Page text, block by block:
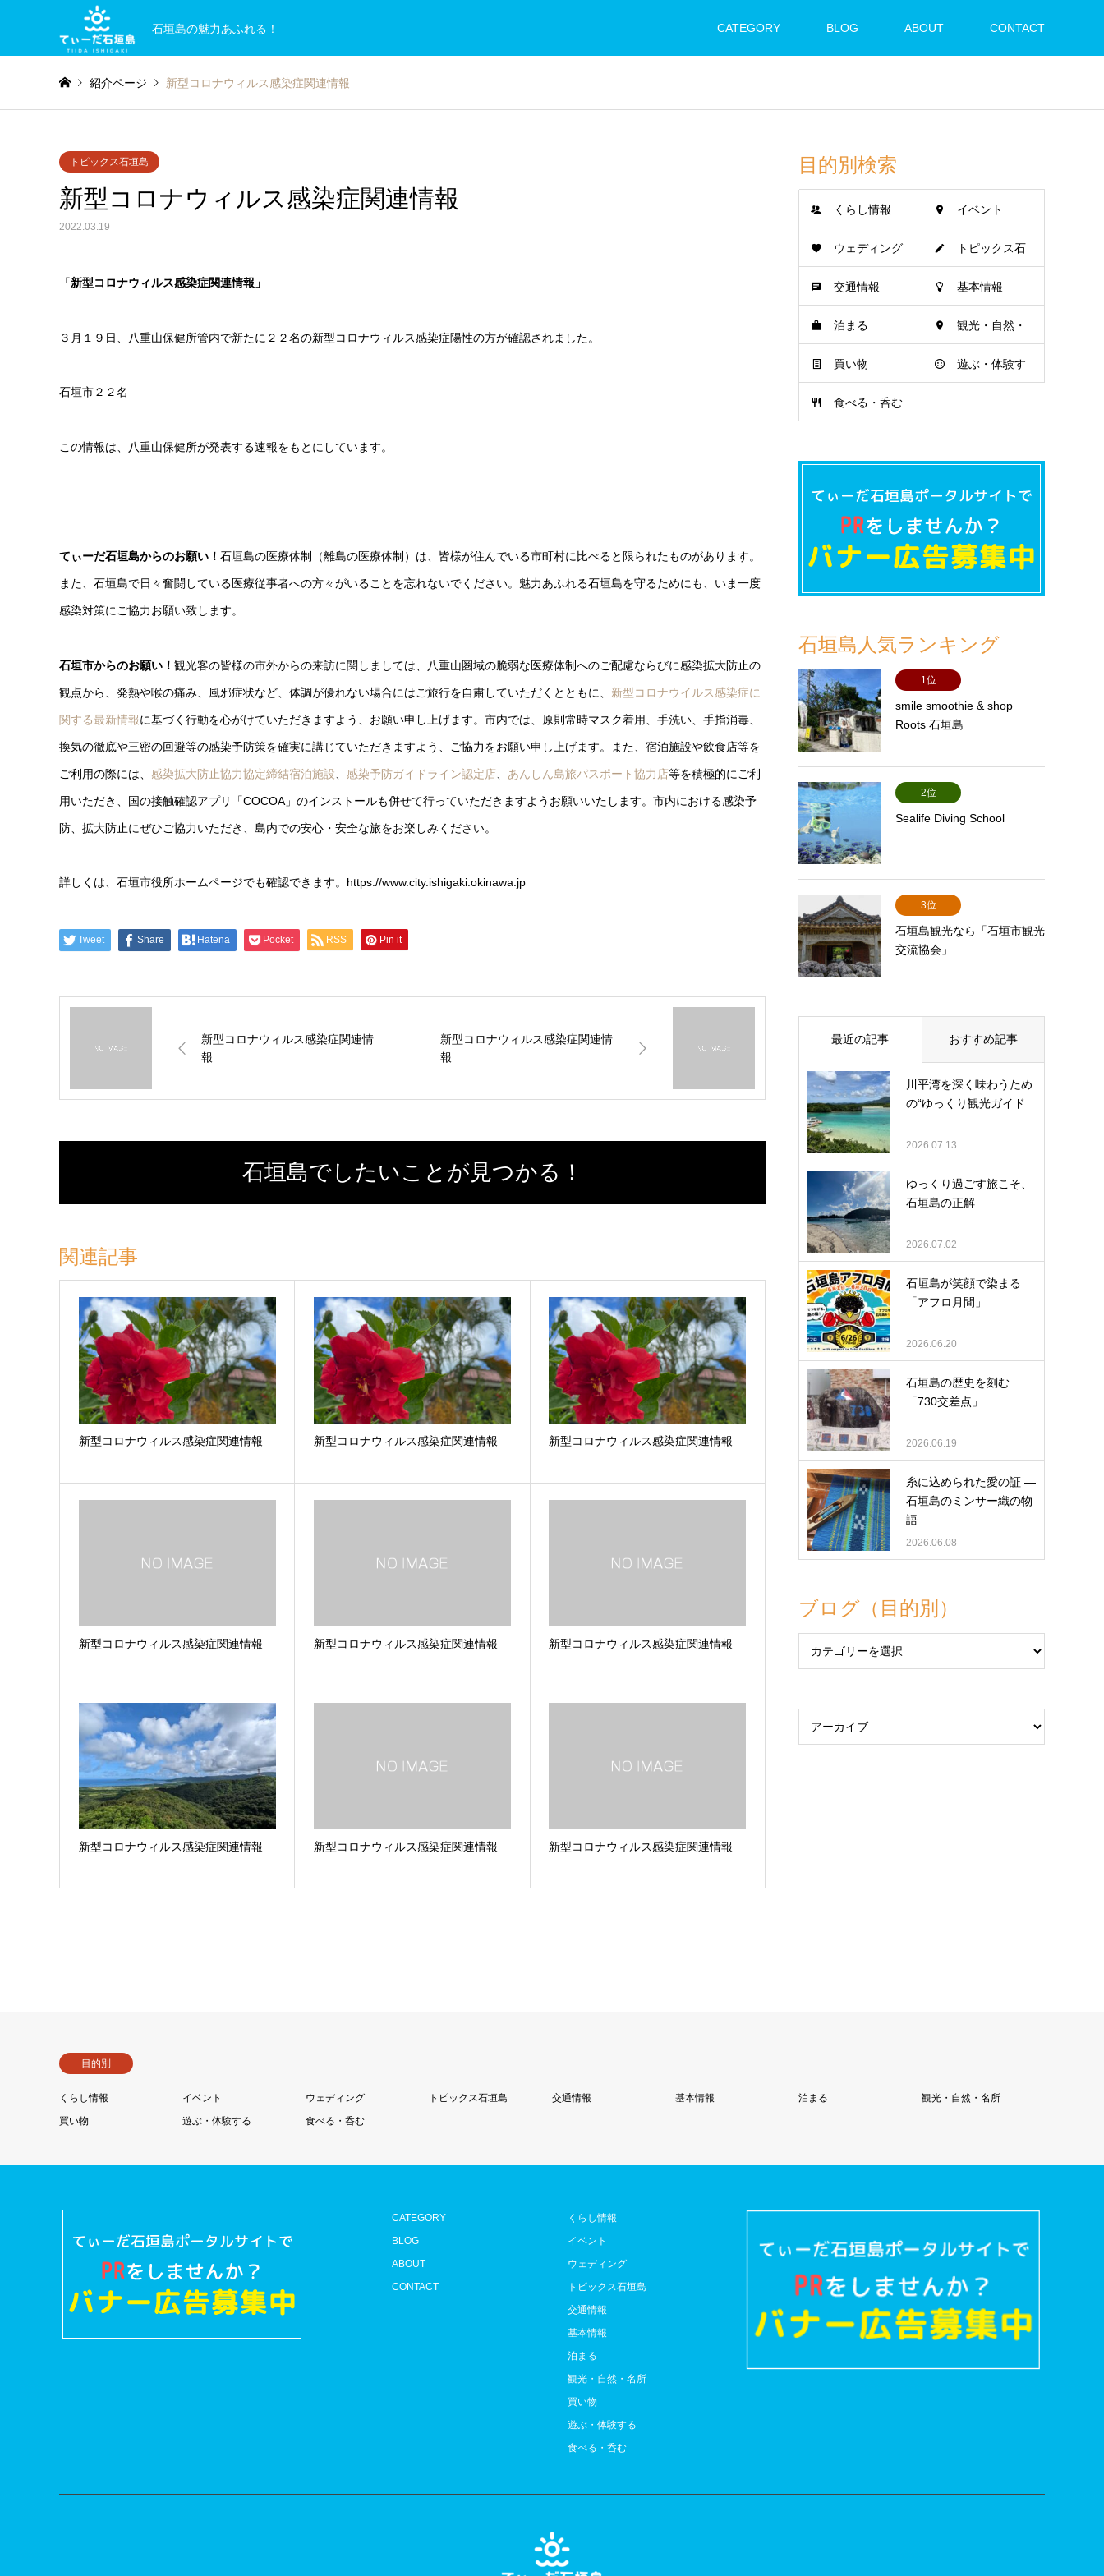
石垣島の魅力あふれる！ CATEGORY BLOG ABOUT CONTACT
紹介ページ 新型コロナウィルス感染症関連情報
トピックス石垣島
新型コロナウィルス感染症関連情報
2022.03.19
「新型コロナウィルス感染症関連情報」
３月１９日、八重山保健所管内で新たに２２名の新型コロナウィルス感染症陽性の方が確認されました。
石垣市２２名
この情報は、八重山保健所が発表する速報をもとにしています。
てぃーだ石垣島からのお願い！ 石垣島の医療体制（離島の医療体制）は、皆様が住んでいる市町村に比べると限られたものがあります。
また、石垣島で日々奮闘している医療従事者への方々がいることを忘れないでください。魅力あふれる石垣島を守るためにも、いま一度
感染対策にご協力お願い致します。
石垣市からのお願い！ 観光客の皆様の市外からの来訪に関しましては、八重山圏域の脆弱な医療体制へのご配慮ならびに感染拡大防止の
観点から、発熱や喉の痛み、風邪症状など、体調が優れない場合にはご旅行を自粛していただくとともに、 新型コロナウイルス感染症に
関する最新情報に基づく行動を心がけていただきますよう、お願い申し上げます。市内では、原則常時マスク着用、手洗い、手指消毒、
換気の徹底や三密の回避等の感染予防策を確実に講じていただきますよう、ご協力をお願い申し上げます。また、宿泊施設や飲食店等を
ご利用の際には、 感染拡大防止協力協定締結宿泊施設 感染予防ガイドライン認定店 あんしん島旅パスポート協力店等を積極的にご利
用いただき、国の接触確認アプリ「COCOA」のインストールも併せて行っていただきますようお願いいたします。市内における感染予
防、拡大防止にぜひご協力いただき、島内での安心・安全な旅をお楽しみください。
詳しくは、石垣市役所ホームページでも確認できます。https://www.city.ishigaki.okinawa.jp
Tweet Share Hatena Pocket RSS Pin it
新型コロナウィルス感染症関連情
報
新型コロナウィルス感染症関連情
報
石垣島でしたいことが見つかる！
関連記事
新型コロナウィルス感染症関連情報 新型コロナウィルス感染症関連情報 新型コロナウィルス感染症関連情報
新型コロナウィルス感染症関連情報 新型コロナウィルス感染症関連情報 新型コロナウィルス感染症関連情報
新型コロナウィルス感染症関連情報 新型コロナウィルス感染症関連情報 新型コロナウィルス感染症関連情報
目的別検索
くらし情報 イベント
ウェディング トピックス石
垣島
交通情報 基本情報
泊まる 観光・自然・
名所
買い物 遊ぶ・体験す
食べる・呑む
石垣島人気ランキング
1位
smile smoothie & shop
Roots 石垣島
2位
Sealife Diving School
3位
石垣島観光なら「石垣市観光
交流協会」
最近の記事 おすすめ記事
川平湾を深く味わうため
の“ゆっくり観光ガイド
2026.07.13
ゆっくり過ごす旅こそ、
石垣島の正解
2026.07.02
石垣島が笑顔で染まる
「アフロ月間」
2026.06.20
石垣島の歴史を刻む
「730交差点」
2026.06.19
糸に込められた愛の証 ―
石垣島のミンサー織の物
語
2026.06.08
ブログ（目的別）
目的別
くらし情報 イベント ウェディング トピックス石垣島 交通情報 基本情報 泊まる
観光・自然・名所
買い物
遊ぶ・体験する 食べる・呑む
CATEGORY
BLOG
ABOUT
CONTACT
くらし情報
イベント
ウェディング
トピックス石垣島
交通情報
基本情報
泊まる
観光・自然・名所
買い物
遊ぶ・体験する
食べる・呑む